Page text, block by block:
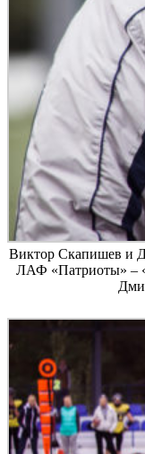
Виктор Скапишев и
ЛАФ «Патриоты» –